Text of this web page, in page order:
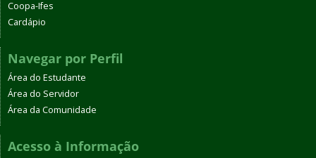
Coopa-Ifes
Cardápio
Navegar por Perfil
Área do Estudante
Área do Servidor
Área da Comunidade
Acesso à Informação